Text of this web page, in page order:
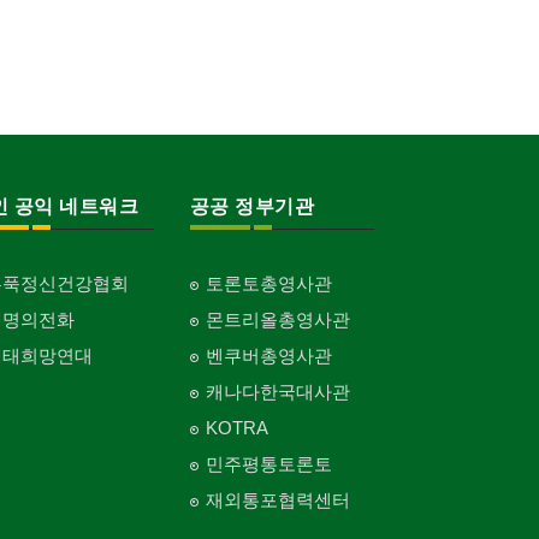
공익 네트워크
정신건강협회
의전화
희망연대
공공 정부기관
토론토총영사관
몬트리올총영사관
벤쿠버총영사관
캐나다한국대사관
KOTRA
민주평통토론토
재외통포협력센터